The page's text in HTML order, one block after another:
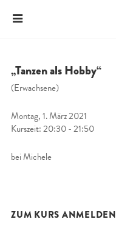
„Tanzen als Hobby“
(Erwachsene)
Montag, 1. März 2021
Kurszeit: 20:30 - 21:50
bei Michele
ZUM KURS ANMELDEN